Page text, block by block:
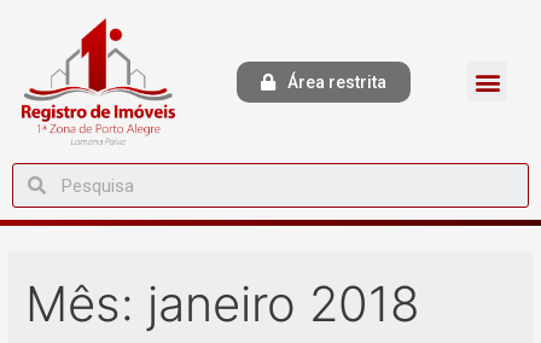
Área restrita
Mês: janeiro 2018